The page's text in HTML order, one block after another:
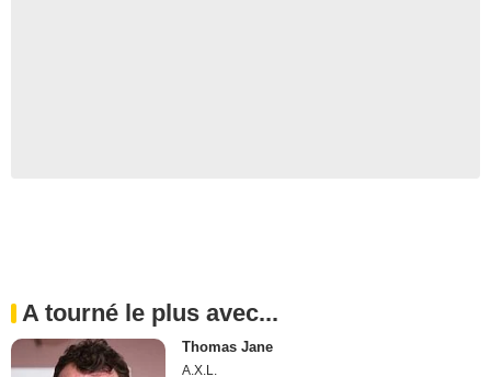
A tourné le plus avec...
Thomas Jane
A.X.L.